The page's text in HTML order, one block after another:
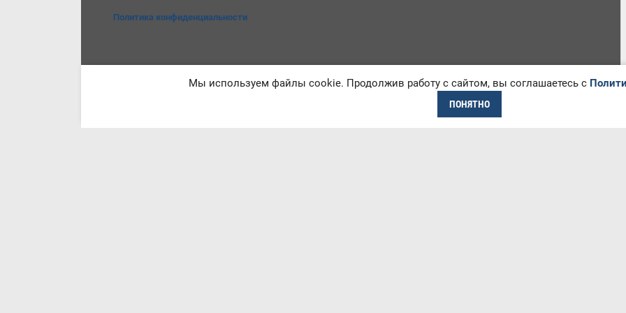
Политика конфиденциальности
Мы используем файлы cookie. Продолжив работу с сайтом, вы соглашаетесь с
ПОНЯТНО